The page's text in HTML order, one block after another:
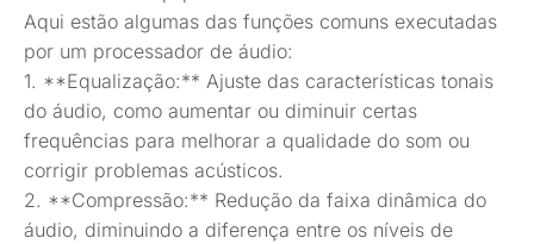
Aqui estão algumas das funções comuns executadas
por um processador de áudio:
1. **Equalização:** Ajuste das características tonais
do áudio, como aumentar ou diminuir certas
frequências para melhorar a qualidade do som ou
corrigir problemas acústicos.
2. **Compressão:** Redução da faixa dinâmica do
áudio, diminuindo a diferença entre os níveis de